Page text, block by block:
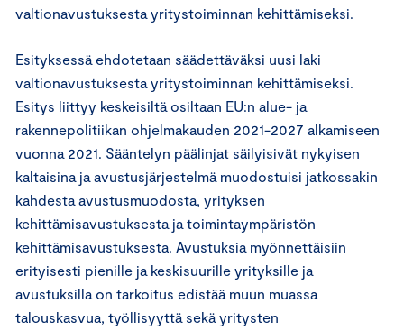
valtionavustuksesta yritystoiminnan kehittämiseksi.
Esityksessä ehdotetaan säädettäväksi uusi laki
valtionavustuksesta yritystoiminnan kehittämiseksi.
Esitys liittyy keskeisiltä osiltaan EU:n alue- ja
rakennepolitiikan ohjelmakauden 2021-2027 alkamiseen
vuonna 2021. Sääntelyn päälinjat säilyisivät nykyisen
kaltaisina ja avustusjärjestelmä muodostuisi jatkossakin
kahdesta avustusmuodosta, yrityksen
kehittämisavustuksesta ja toimintaympäristön
kehittämisavustuksesta. Avustuksia myönnettäisiin
erityisesti pienille ja keskisuurille yrityksille ja
avustuksilla on tarkoitus edistää muun muassa
talouskasvua, työllisyyttä sekä yritysten